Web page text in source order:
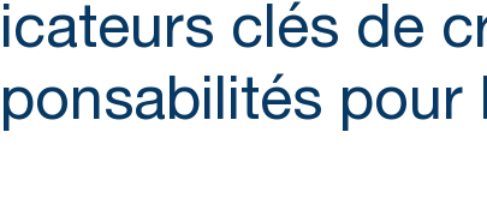
clés de
pour